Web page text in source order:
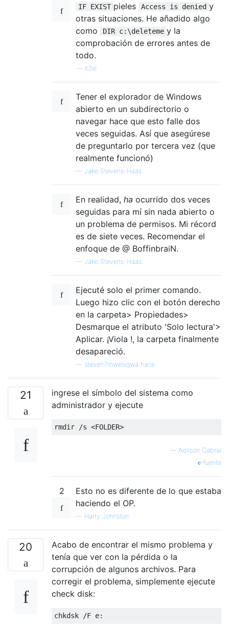
IF EXIST pieles Access is denied y
otras situaciones. He añadido algo
como
DIR c:\deleteme y la
comprobación de errores antes de
todo.
it3xl
Tener el explorador de Windows
abierto en un subdirectorio o
navegar hace que esto falle dos
veces seguidas. Así que asegúrese
de preguntarlo por tercera vez (que
realmente funcionó)
— Jake Stevens-Haas
En realidad, ha ocurrido dos veces
seguidas para mí sin nada abierto o
un problema de permisos. Mi récord
es de siete veces. Recomendar el
enfoque de @ BoffinbraiN.
— Jake Stevens-Haas
Ejecuté solo el primer comando.
Luego hizo clic con el botón derecho
en la carpeta> Propiedades>
Desmarque el atributo 'Solo lectura'>
Aplicar. ¡Viola !, la carpeta finalmente
desapareció.
steven7mwesigwa hace
21
ingrese el símbolo del sistema como
administrador y ejecute
— Adilson Cabral
fuente
2
Esto no es diferente de lo que estaba
haciendo el OP.
— Harry Johnston
20
Acabo de encontrar el mismo problema y
tenía que ver con la pérdida o la
corrupción de algunos archivos. Para
corregir el problema, simplemente ejecute
check disk: